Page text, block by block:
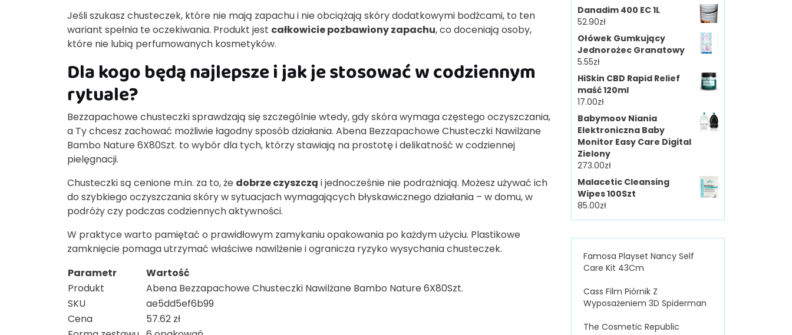
Jeśli szukasz chusteczek, które nie mają zapachu i nie obciążają skóry dodatkowymi bodźcami, to ten
wariant spełnia te oczekiwania. Produkt jest całkowicie pozbawiony zapachu, co doceniają osoby,
które nie lubią perfumowanych kosmetyków.
Dla kogo będą najlepsze i jak je stosować w codziennym
rytuale?
Bezzapachowe chusteczki sprawdzają się szczególnie wtedy, gdy skóra wymaga częstego oczyszczania,
a Ty chcesz zachować możliwie łagodny sposób działania. Abena Bezzapachowe Chusteczki Nawilżane
Bambo Nature 6X80Szt. to wybór dla tych, którzy stawiają na prostotę i delikatność w codziennej
pielęgnacji.
Chusteczki są cenione m.in. za to, że dobrze czyszczą i jednocześnie nie podrażniają. Możesz używać ich
do szybkiego oczyszczania skóry w sytuacjach wymagających błyskawicznego działania – w domu, w
podróży czy podczas codziennych aktywności.
W praktyce warto pamiętać o prawidłowym zamykaniu opakowania po każdym użyciu. Plastikowe
zamknięcie pomaga utrzymać właściwe nawilżenie i ogranicza ryzyko wysychania chusteczek.
Parametr
Wartość
Produkt
Abena Bezzapachowe Chusteczki Nawilżane Bambo Nature 6X80Szt.
SKU
ae5dd5ef6b99
Cena
57.62 zł
Danadim 400 EC 1L
52.90zł
Ołówek Gumkujący
Jednorożec Granatowy
5.55zł
HiSkin CBD Rapid Relief
maść 120ml
17.00zł
Babymoov Niania
Elektroniczna Baby
Monitor Easy Care Digital
Zielony
273.00zł
Malacetic Cleansing
Wipes 100Szt
85.00zł
Famosa Playset Nancy Self
Care Kit 43Cm
Cass Film Piórnik Z
Wyposażeniem 3D Spiderman
The Cosmetic Republic